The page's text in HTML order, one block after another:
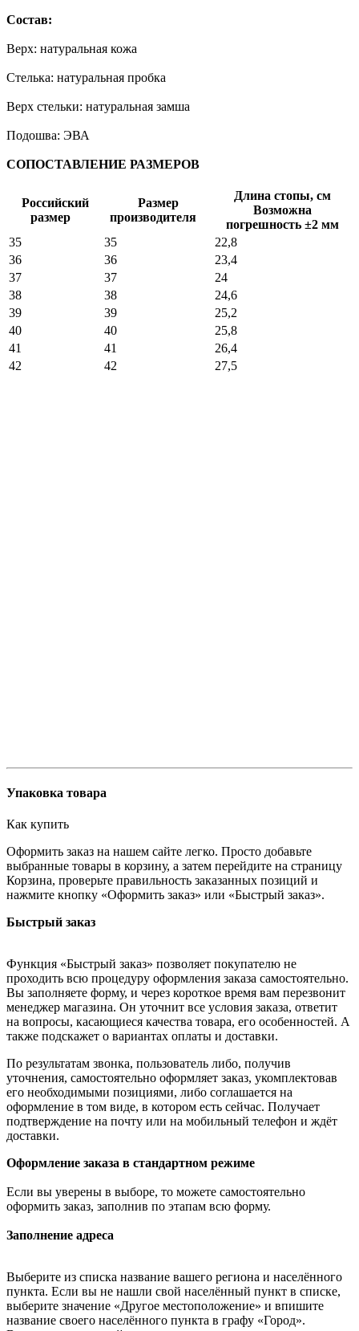
Состав:
Верх: натуральная кожа
Стелька: натуральная пробка
Верх стельки: натуральная замша
Подошва: ЭВА
СОПОСТАВЛЕНИЕ РАЗМЕРОВ
Российский
размер
Размер
производителя
Длина стопы, см
Возможна
погрешность ±2 мм
35
35
22,8
36
36
23,4
37
37
24
38
38
24,6
39
39
25,2
40
40
25,8
41
41
26,4
42
42 27,5
Упаковка товара
Как купить
Оформить заказ на нашем сайте легко. Просто добавьте
выбранные товары в корзину, а затем перейдите на страницу
Корзина, проверьте правильность заказанных позиций и
нажмите кнопку «Оформить заказ» или «Быстрый заказ».
Быстрый заказ
Функция «Быстрый заказ» позволяет покупателю не
проходить всю процедуру оформления заказа самостоятельно.
Вы заполняете форму, и через короткое время вам перезвонит
менеджер магазина. Он уточнит все условия заказа, ответит
на вопросы, касающиеся качества товара, его особенностей. А
также подскажет о вариантах оплаты и доставки.
По результатам звонка, пользователь либо, получив
уточнения, самостоятельно оформляет заказ, укомплектовав
его необходимыми позициями, либо соглашается на
оформление в том виде, в котором есть сейчас. Получает
подтверждение на почту или на мобильный телефон и ждёт
доставки.
Оформление заказа в стандартном режиме
Если вы уверены в выборе, то можете самостоятельно
оформить заказ, заполнив по этапам всю форму.
Заполнение адреса
Выберите из списка название вашего региона и населённого
пункта. Если вы не нашли свой населённый пункт в списке,
выберите значение «Другое местоположение» и впишите
название своего населённого пункта в графу «Город».